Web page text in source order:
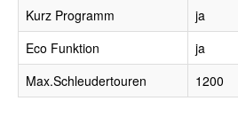
Kurz Programm
ja
Eco Funktion
ja
Max.Schleudertouren
1200